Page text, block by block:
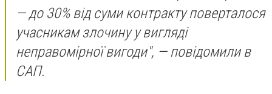
— до 30% від суми контракту поверталося
учасникам злочину у вигляді
неправомірної вигоди", — повідомили в
САП.